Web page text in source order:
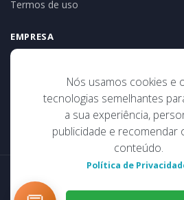
Termos de uso
EMPRESA
CNPJ: 186.525.35-0001-02
Av 22 de abril, 186, sala 17, Centro
Porto Seguro/BA
© 2026 TRIBAL TURISMO . Todos
Nós usamos cookies e
tecnologias semelhantes
a sua experiência,
publicidade e recomendar
conteúdo.
Política de